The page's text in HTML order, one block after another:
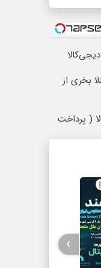
بخری از
( پرداخت
›